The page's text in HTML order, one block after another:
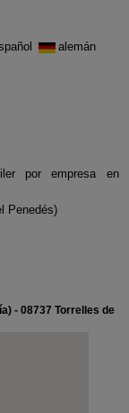
alemán
por empresa en
Penedés)
- 08737 Torrelles de